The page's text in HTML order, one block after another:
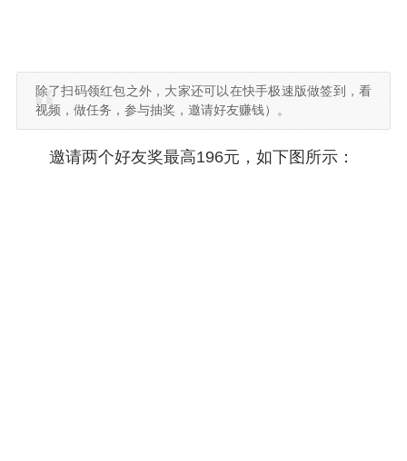
除了扫码领红包之外，大家还可以在快手极速版做签到，看
视频，做任务，参与抽奖，邀请好友赚钱）。
邀请两个好友奖最高196元，如下图所示：